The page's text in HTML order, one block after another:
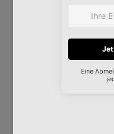
Schweiz (CHF CHF)
Senegal (XOF Fr)
Seychellen (EUR €)